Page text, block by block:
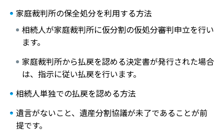
家庭裁判所の保全処分を利用する方法
相続人が家庭裁判所に仮分割の仮処分審判申立を行い
ます。
家庭裁判所から払戻を認める決定書が発行された場合
は、指示に従い払戻を行います。
相続人単独での払戻を認める方法
遺言がないこと、遺産分割協議が未了であることが前
提です。